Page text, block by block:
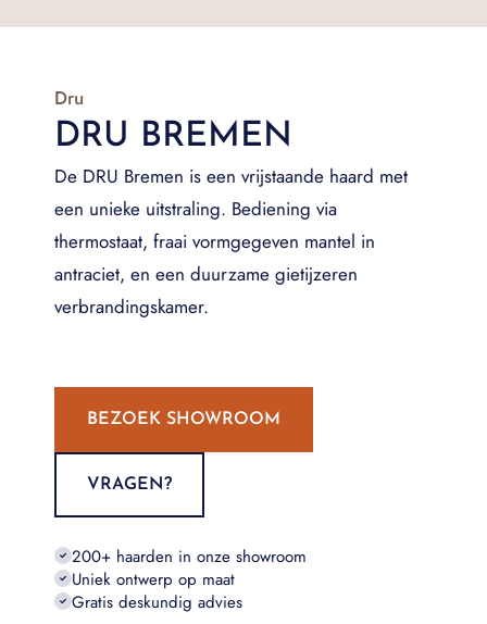
Dru
DRU BREMEN
De DRU Bremen is een vrijstaande haard met
een unieke uitstraling. Bediening via
thermostaat, fraai vormgegeven mantel in
antraciet, en een duurzame gietijzeren
verbrandingskamer.
BEZOEK SHOWROOM
VRAGEN?
200+ haarden in onze showroom
Uniek ontwerp op maat
Gratis deskundig advies